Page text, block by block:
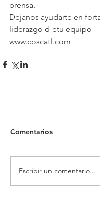
prensa.
Dejanos ayudarte en
liderazgo d etu equipo
www.coscatl.com
Comentarios
Escribir un comentario...